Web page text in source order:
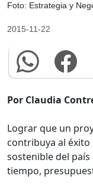
Foto: Estrategia y
2015-11-22
Por Claudia
Lograr que un
contribuya al
sostenible del
tiempo,